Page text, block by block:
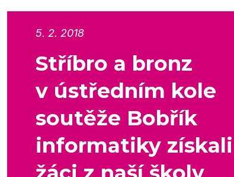
5. 2. 2018
Stříbro a bronz
v ústředním kole
soutěže Bobřík
informatiky získali